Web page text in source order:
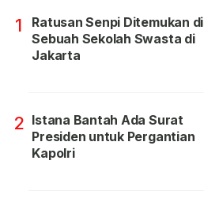
1
Ratusan Senpi Ditemukan di
Sebuah Sekolah Swasta di
Jakarta
2 Istana Bantah Ada Surat
Presiden untuk Pergantian
Kapolri